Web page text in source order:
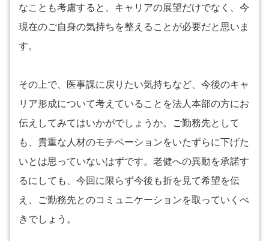
なことも考慮すると、キャリアの展望だけでなく、今
現在のご自身の気持ちを整えることが必要だと思いま
す。
その上で、医事課に戻りたい気持ちなど、今後のキャ
リア形成について考えていることを法人本部の方にお
伝えしてみてはいかがでしょうか。ご勤務先として
も、貴重な人材のモチベーションをいたずらに下げた
いとは思っていないはずです。老健への異動を承諾す
るにしても、今回に限らず今後も折を見て希望を伝
え、ご勤務先とのコミュニケーションを取っていくべ
きでしょう。